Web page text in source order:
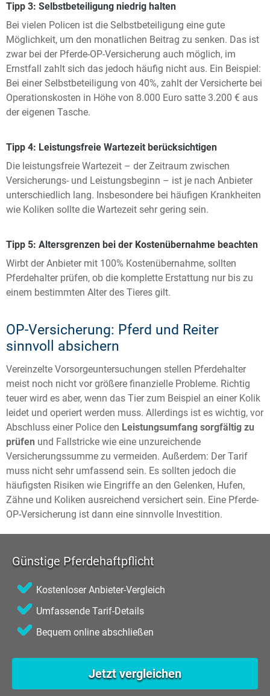
Tipp 3: Selbstbeteiligung niedrig halten
Bei vielen Policen ist die Selbstbeteiligung eine gute
Möglichkeit, um den monatlichen Beitrag zu senken. Das ist
zwar bei der Pferde-OP-Versicherung auch möglich, im
Ernstfall zahlt sich das jedoch häufig nicht aus. Ein Beispiel:
Bei einer Selbstbeteiligung von 40%, zahlt der Versicherte bei
Operationskosten in Höhe von 8.000 Euro satte 3.200 € aus
der eigenen Tasche.
Tipp 4: Leistungsfreie Wartezeit berücksichtigen
Die leistungsfreie Wartezeit – der Zeitraum zwischen
Versicherungs- und Leistungsbeginn – ist je nach Anbieter
unterschiedlich lang. Insbesondere bei häufigen Krankheiten
wie Koliken sollte die Wartezeit sehr gering sein.
Tipp 5: Altersgrenzen bei der Kostenübernahme beachten
Wirbt der Anbieter mit 100% Kostenübernahme, sollten
Pferdehalter prüfen, ob die komplette Erstattung nur bis zu
einem bestimmten Alter des Tieres gilt.
OP-Versicherung: Pferd und Reiter
sinnvoll absichern
Vereinzelte Vorsorgeuntersuchungen stellen Pferdehalter
meist noch nicht vor größere finanzielle Probleme. Richtig
teuer wird es aber, wenn das Tier zum Beispiel an einer Kolik
leidet und operiert werden muss. Allerdings ist es wichtig, vor
Abschluss einer Police den Leistungsumfang sorgfältig zu
prüfen und Fallstricke wie eine unzureichende
Versicherungssumme zu vermeiden. Außerdem: Der Tarif
muss nicht sehr umfassend sein. Es sollten jedoch die
häufigsten Risiken wie Eingriffe an den Gelenken, Hufen,
Zähne und Koliken ausreichend versichert sein. Eine Pferde-
OP-Versicherung ist dann eine sinnvolle Investition.
Günstige Pferdehaftpflicht
Kostenloser Anbieter-Vergleich
Umfassende Tarif-Details
Bequem online abschließen
Jetzt vergleichen